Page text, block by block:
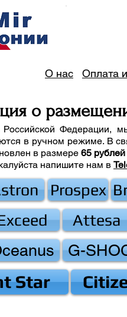
О нас Оплата
о
Федерации,
в ручном режиме. В
в размере 65
напишите нам в
Prospex
Attesa
G-
Star